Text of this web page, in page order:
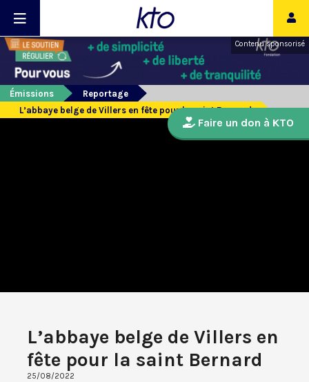
Contenu sponsorisé
Émissions
Reportage
L’abbaye belge de Villers en fête pour la saint Bernard
L’abbaye belge de Villers en
fête pour la saint Bernard
25/08/2022
Faire un don à KTO